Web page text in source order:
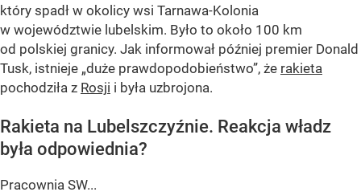
który spadł w okolicy wsi Tarnawa-Kolonia
w województwie lubelskim. Było to około 100 km
od polskiej granicy. Jak informował później premier Donald
Tusk, istnieje „duże prawdopodobieństwo”, że rakieta
pochodziła z Rosji i była uzbrojona.
Rakieta na Lubelszczyźnie. Reakcja władz
była odpowiednia?
Pracownia SW...